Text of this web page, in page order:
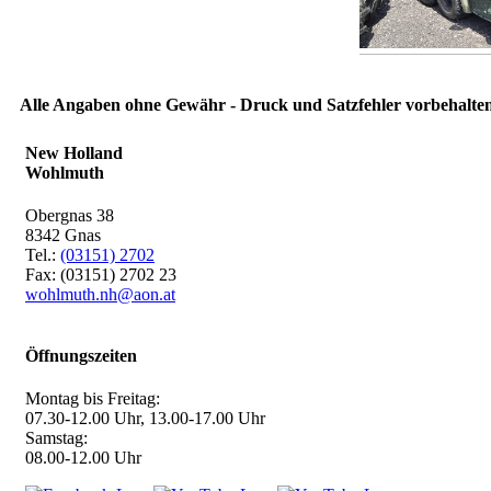
Alle Angaben ohne Gewähr - Druck und Satzfehler
New Holland
Wohlmuth
Obergnas 38
8342 Gnas
Tel.: (03151) 2702
Fax: (03151) 2702 23
wohlmuth.nh@aon.at
Öffnungszeiten
Montag bis Freitag:
07.30-12.00 Uhr, 13.00-17.00 Uhr
Samstag:
08.00-12.00 Uhr